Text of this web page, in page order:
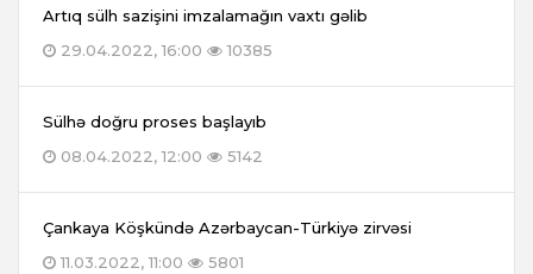
Artıq sülh sazişini imzalamağın vaxtı gəlib
29.04.2022, 16:00
10385
Sülhə doğru proses başlayıb
08.04.2022, 12:00
5142
Çankaya Köşkündə Azərbaycan-Türkiyə zirvəsi
11.03.2022, 11:00
5801